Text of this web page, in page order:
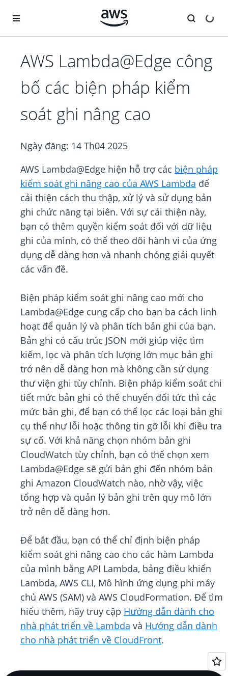
AWS Lambda@Edge công
bố các biện pháp kiểm
soát ghi nâng cao
Ngày đăng: 14 Th04 2025
AWS Lambda@Edge hiện hỗ trợ các biện pháp
kiểm soát ghi nâng cao của AWS Lambda để
cải thiện cách thu thập, xử lý và sử dụng bản
ghi chức năng tại biên. Với sự cải thiện này,
bạn có thêm quyền kiểm soát đối với dữ liệu
ghi của mình, có thể theo dõi hành vi của ứng
dụng dễ dàng hơn và nhanh chóng giải quyết
các vấn đề.
Biện pháp kiểm soát ghi nâng cao mới cho
Lambda@Edge cung cấp cho bạn ba cách linh
hoạt để quản lý và phân tích bản ghi của bạn.
Bản ghi có cấu trúc JSON mới giúp việc tìm
kiếm, lọc và phân tích lượng lớn mục bản ghi
trở nên dễ dàng hơn mà không cần sử dụng
thư viện ghi tùy chỉnh. Biện pháp kiểm soát chi
tiết mức bản ghi có thể chuyển đổi tức thì các
mức bản ghi, để bạn có thể lọc các loại bản ghi
cụ thể như lỗi hoặc thông tin gỡ lỗi khi điều tra
sự cố. Với khả năng chọn nhóm bản ghi
CloudWatch tùy chỉnh, bạn có thể chọn xem
Lambda@Edge sẽ gửi bản ghi đến nhóm bản
ghi Amazon CloudWatch nào, nhờ vậy, việc
tổng hợp và quản lý bản ghi trên quy mô lớn
trở nên dễ dàng hơn.
Để bắt đầu, bạn có thể chỉ định biện pháp
kiểm soát ghi nâng cao cho các hàm Lambda
của mình bằng API Lambda, bảng điều khiển
Lambda, AWS CLI, Mô hình ứng dụng phi máy
chủ AWS (SAM) và AWS CloudFormation. Để tìm
hiểu thêm, hãy truy cập Hướng dẫn dành cho
nhà phát triển về Lambda và Hướng dẫn dành
cho nhà phát triển về CloudFront.